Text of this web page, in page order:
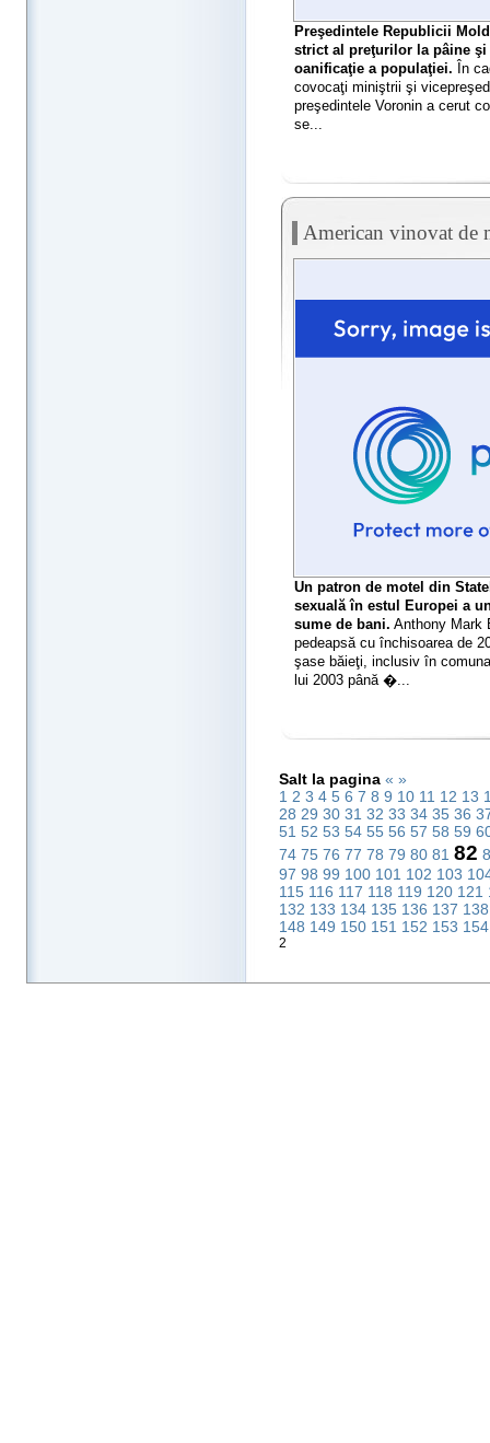
Preşedintele Republicii
strict al preţurilor la pâine
oanificaţie a populaţiei. În
covocaţi miniştrii şi
preşedintele Voronin a cerut
se...
American vinovat de
Un patron de motel din
sexuală în estul Europei a
sume de bani. Anthony Mark
pedeapsă cu închisoarea de
şase băieţi, inclusiv în
lui 2003 până �...
Salt la pagina « »
1 2 3 4 5 6 7 8 9 10 11 12 13
28 29 30 31 32 33 34 35 36
51 52 53 54 55 56 57 58 59
74 75 76 77 78 79 80 81 82
97 98 99 100 101 102 103
115 116 117 118 119 120 121
132 133 134 135 136 137
148 149 150 151 152 153
2